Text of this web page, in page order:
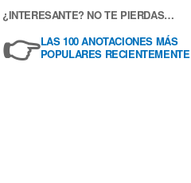
¿INTERESANTE? NO TE PIERDAS…
👉LAS 100 ANOTACIONES MÁS
POPULARES RECIENTEMENTE